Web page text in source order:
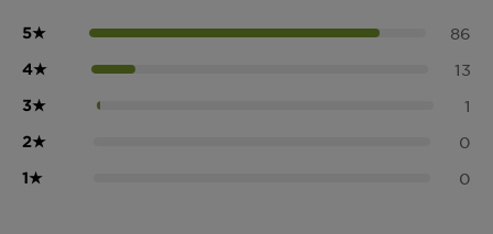
5★ 86
4★ 13
3★ 1
2★ 0
1★ 0